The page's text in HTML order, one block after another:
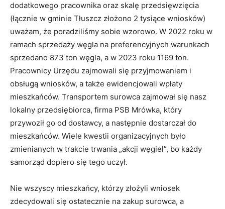
dodatkowego pracownika oraz skalę przedsięwzięcia
(łącznie w gminie Tłuszcz złożono 2 tysiące wniosków)
uważam, że poradziliśmy sobie wzorowo. W 2022 roku w
ramach sprzedaży węgla na preferencyjnych warunkach
sprzedano 873 ton węgla, a w 2023 roku 1169 ton.
Pracownicy Urzędu zajmowali się przyjmowaniem i
obsługą wniosków, a także ewidencjowali wpłaty
mieszkańców. Transportem surowca zajmował się nasz
lokalny przedsiębiorca, firma PSB Mrówka, który
przywoził go od dostawcy, a następnie dostarczał do
mieszkańców. Wiele kwestii organizacyjnych było
zmienianych w trakcie trwania „akcji węgiel”, bo każdy
samorząd dopiero się tego uczył.
Nie wszyscy mieszkańcy, którzy złożyli wniosek
zdecydowali się ostatecznie na zakup surowca, a